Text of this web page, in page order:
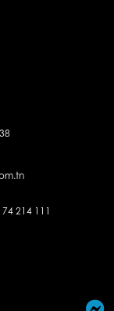
214 111